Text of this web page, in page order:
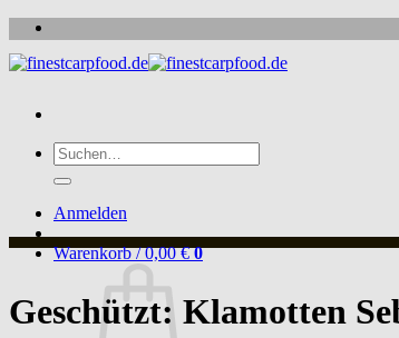
Zum
Inhalt
springen
Suche
nach:
Anmelden
Warenkorb /0,00€ 0
Geschützt: Klamotten